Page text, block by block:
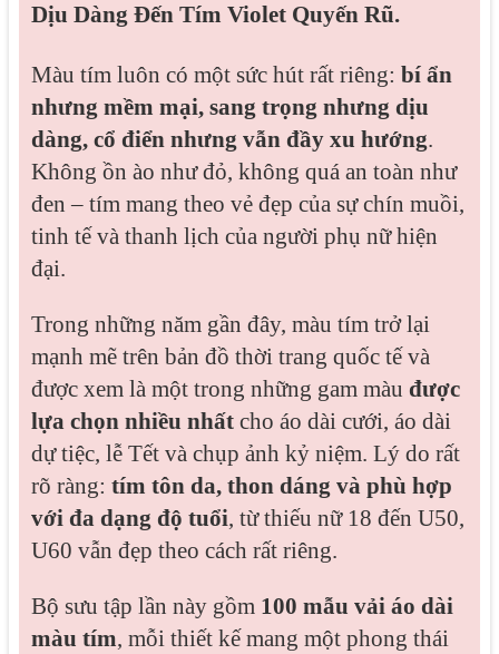
Dịu Dàng Đến Tím Violet Quyến Rũ.
Màu tím luôn có một sức hút rất riêng: bí ẩn
nhưng mềm mại, sang trọng nhưng dịu
dàng, cổ điển nhưng vẫn đầy xu hướng.
Không ồn ào như đỏ, không quá an toàn như
đen – tím mang theo vẻ đẹp của sự chín muồi,
tinh tế và thanh lịch của người phụ nữ hiện
đại.
Trong những năm gần đây, màu tím trở lại
mạnh mẽ trên bản đồ thời trang quốc tế và
được xem là một trong những gam màu được
lựa chọn nhiều nhấtcho áo dài cưới, áo dài
dự tiệc, lễ Tết và chụp ảnh kỷ niệm. Lý do rất
rõ ràng: tím tôn da, thon dáng và phù hợp
với đa dạng độ tuổi, từ thiếu nữ 18 đến U50,
U60 vẫn đẹp theo cách rất riêng.
Bộ sưu tập lần này gồm 100 mẫu vải áo dài
màu tím, mỗi thiết kế mang một phong thái